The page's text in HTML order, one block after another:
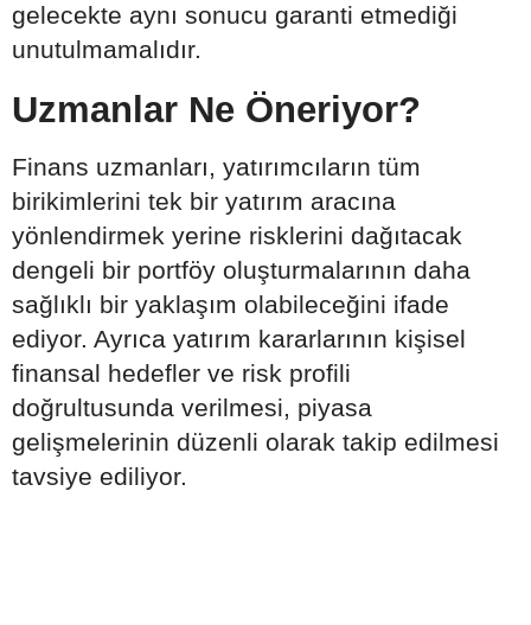
gelecekte aynı sonucu garanti etmediği
unutulmamalıdır.
Uzmanlar Ne Öneriyor?
Finans uzmanları, yatırımcıların tüm
birikimlerini tek bir yatırım aracına
yönlendirmek yerine risklerini dağıtacak
dengeli bir portföy oluşturmalarının daha
sağlıklı bir yaklaşım olabileceğini ifade
ediyor. Ayrıca yatırım kararlarının kişisel
finansal hedefler ve risk profili
doğrultusunda verilmesi, piyasa
gelişmelerinin düzenli olarak takip edilmesi
tavsiye ediliyor.